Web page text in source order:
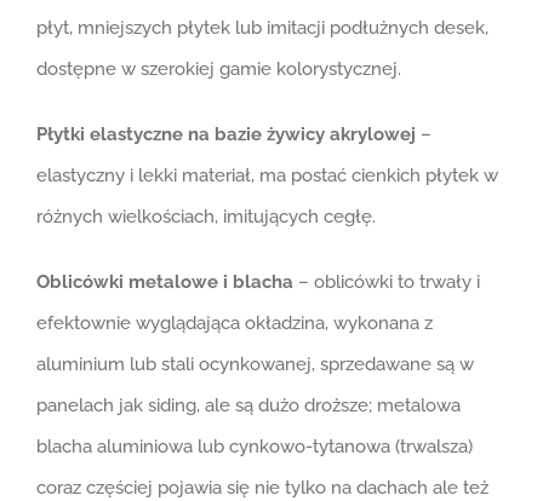
płyt, mniejszych płytek lub imitacji podłużnych desek,
dostępne w szerokiej gamie kolorystycznej.
Płytki elastyczne na bazie żywicy akrylowej –
elastyczny i lekki materiał, ma postać cienkich płytek w
różnych wielkościach, imitujących cegłę.
Oblicówki metalowe i blacha – oblicówki to trwały i
efektownie wyglądająca okładzina, wykonana z
aluminium lub stali ocynkowanej, sprzedawane są w
panelach jak siding, ale są dużo droższe; metalowa
blacha aluminiowa lub cynkowo-tytanowa (trwalsza)
coraz częściej pojawia się nie tylko na dachach ale też